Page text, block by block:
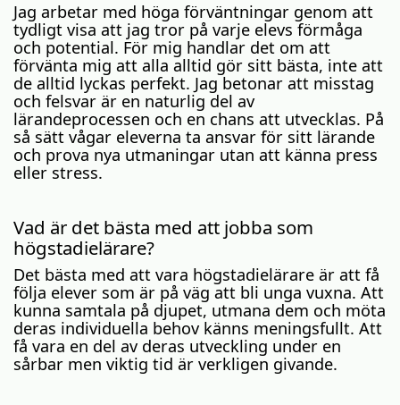
Jag arbetar med höga förväntningar genom att
tydligt visa att jag tror på varje elevs förmåga
och potential. För mig handlar det om att
förvänta mig att alla alltid gör sitt bästa, inte att
de alltid lyckas perfekt. Jag betonar att misstag
och felsvar är en naturlig del av
lärandeprocessen och en chans att utvecklas. På
så sätt vågar eleverna ta ansvar för sitt lärande
och prova nya utmaningar utan att känna press
eller stress.
Vad är det bästa med att jobba som
högstadielärare?
Det bästa med att vara högstadielärare är att få
följa elever som är på väg att bli unga vuxna. Att
kunna samtala på djupet, utmana dem och möta
deras individuella behov känns meningsfullt. Att
få vara en del av deras utveckling under en
sårbar men viktig tid är verkligen givande.